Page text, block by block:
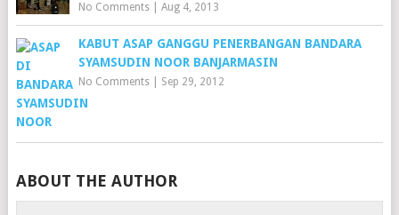
No Comments| Aug 4, 2013
KABUT ASAP GANGGU PENERBANGAN BANDARA
SYAMSUDIN NOOR BANJARMASIN
No Comments| Sep 29, 2012
ABOUT THE AUTHOR